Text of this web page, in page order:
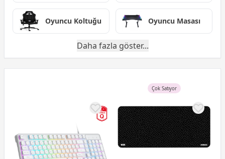
Oyuncu Koltuğu Oyuncu Masası
Daha fazla göster...
Çok Satıyor